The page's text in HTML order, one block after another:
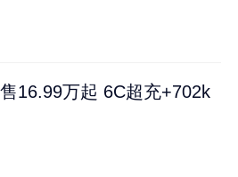
16.99万起 6C超充+702k